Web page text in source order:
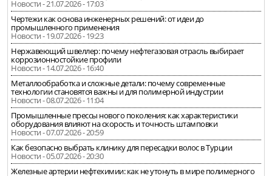
Новости - 21.07.2026 - 17:03
Чертежи как основа инженерных решений: от идеи до
промышленного применения
Новости - 19.07.2026 - 19:23
Нержавеющий швеллер: почему нефтегазовая отрасль выбирает
коррозионностойкие профили
Новости - 14.07.2026 - 16:40
Металлообработка и сложные детали: почему современные
технологии становятся важны и для полимерной индустрии
Новости - 08.07.2026 - 11:04
Промышленные прессы нового поколения: как характеристики
оборудования влияют на скорость и точность штамповки
Новости - 07.07.2026 - 20:59
Как безопасно выбрать клинику для пересадки волос в Турции
Новости - 05.07.2026 - 20:30
Железные артерии нефтехимии: как не утонуть в мире полимерного